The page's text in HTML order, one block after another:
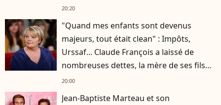
20:20
"Quand mes enfants sont devenus
majeurs, tout était clean" : Impôts,
Urssaf... Claude François a laissé de
nombreuses dettes, la mère de ses fils
s'est occupée de tout
20:00
Jean-Baptiste Marteau et son